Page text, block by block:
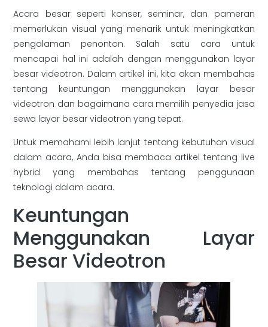
Acara besar seperti konser, seminar, dan pameran
memerlukan visual yang menarik untuk meningkatkan
pengalaman penonton. Salah satu cara untuk
mencapai hal ini adalah dengan menggunakan layar
besar videotron. Dalam artikel ini, kita akan membahas
tentang keuntungan menggunakan layar besar
videotron dan bagaimana cara memilih penyedia jasa
sewa layar besar videotron yang tepat.
Untuk memahami lebih lanjut tentang kebutuhan visual
dalam acara, Anda bisa membaca artikel tentang live
hybrid yang membahas tentang penggunaan
teknologi dalam acara.
Keuntungan
Menggunakan Layar
Besar Videotron